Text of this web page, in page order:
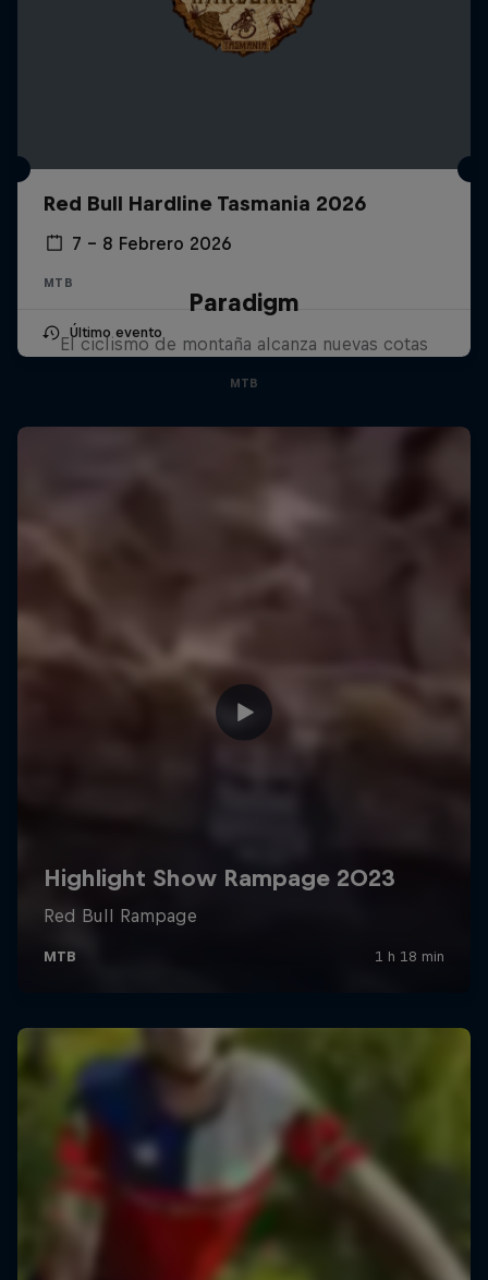
Red Bull Hardline Tasmania 2026
7 – 8 Febrero 2026
MTB
Último evento
Paradigm
El ciclismo de montaña alcanza nuevas cotas
MTB